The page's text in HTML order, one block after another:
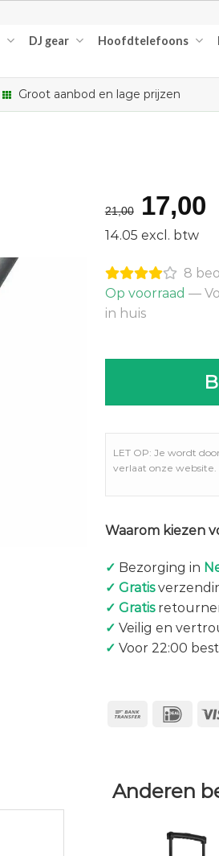
DJ gear Hoofdtelefoons
Groot aanbod en lage prijzen
21,00
prijs
was:
17,00
14.05 excl. btw
8
Op voorraad —
in huis
LET OP: Je wordt
verlaat onze website.
Waarom kiezen
✓ Bezorging in
✓ Gratis
✓ Gratis
✓ Veilig en
✓ Voor 22:00
Anderen